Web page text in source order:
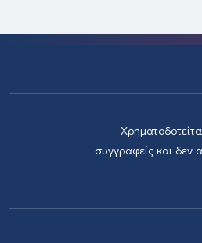
συγγραφείς και δεν